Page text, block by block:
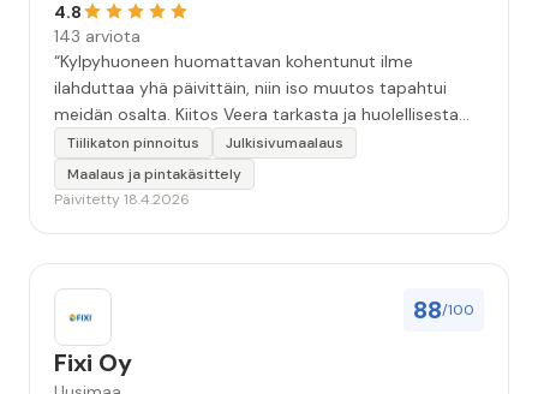
4.8
143 arviota
“Kylpyhuoneen huomattavan kohentunut ilme
ilahduttaa yhä päivittäin, niin iso muutos tapahtui
meidän osalta. Kiitos Veera tarkasta ja huolellisesta
työstä, sekä ystävällisestä palvelusta!”
Tiilikaton pinnoitus
Julkisivumaalaus
Maalaus ja pintakäsittely
Päivitetty 18.4.2026
88/100
Fixi Oy